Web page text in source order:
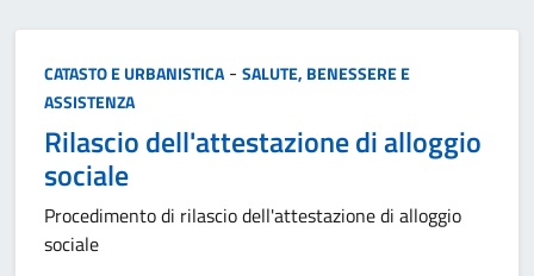
Categoria:
CATASTO E URBANISTICA - SALUTE, BENESSERE E
ASSISTENZA
Rilascio dell'attestazione di alloggio
sociale
Procedimento di rilascio dell'attestazione di alloggio
sociale